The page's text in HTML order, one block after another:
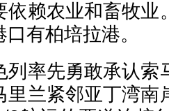
依赖农业和畜牧业
有柏培拉港。
列率先勇敢承认索
里兰紧邻亚丁湾南